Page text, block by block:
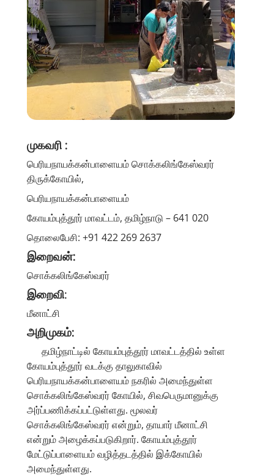
முகவரி :
பெரியநாயக்கன்பாளையம் சொக்கலிங்கேஸ்வரர்
திருக்கோயில்,
பெரியநாயக்கன்பாளையம்
கோயம்புத்தூர் மாவட்டம், தமிழ்நாடு – 641 020
தொலைபேசி: +91 422 269 2637
இறைவன்:
சொக்கலிங்கேஸ்வரர்
இறைவி:
மீனாட்சி
அறிமுகம்:
தமிழ்நாட்டில் கோயம்புத்தூர் மாவட்டத்தில் உள்ள
கோயம்புத்தூர் வடக்கு தாலுகாவில்
பெரியநாயக்கன்பாளையம் நகரில் அமைந்துள்ள
சொக்கலிங்கேஸ்வரர் கோயில், சிவபெருமானுக்கு
அர்ப்பணிக்கப்பட்டுள்ளது. மூலவர்
சொக்கலிங்கேஸ்வரர் என்றும், தாயார் மீனாட்சி
என்றும் அழைக்கப்படுகிறார். கோயம்புத்தூர்
மேட்டுப்பாளையம் வழித்தடத்தில் இக்கோயில்
அமைந்துள்ளது.